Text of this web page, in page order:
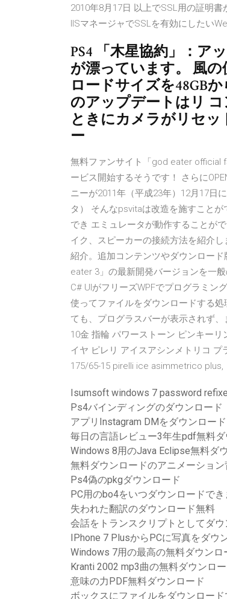
2010年8月17日 以上でSSL用の証明
IISマネージャでSSLを有効にしたい
PS4 「木星協約」：ア
が漂っています。 風の
ロードサイズを48GB
のアップデートはリ
ときにカメラがリセ
ー
無料ファンサイト「god eater official
ービス開始するそうです！ さらに
ニーが2011年（平成23年）12月17日
タ） そんなpsvitaは改造を施すこと
でき エミュレータが動作することが
イク、スピーカーの接続方法を紹介
紹介。追加コンテンツやダウンロー
eater 3」の最新開発バージョンを一
C# UIがフリーズWPFでプログラミン
使ってファイルをダウンロードする
ても、プログラスバーが表示されず
10金 指輪 パワーストーン ピンキー
イヤ ピレリ アイスアシンメトリコ プ
175/65-15 pirelli ice asimmetrico
Isumsoft windows 7 password
Ps4バインディングのダウンロード
アプリInstagram DMをダウンロード
毎日の言語レビュー3年生pdf無料ダ
Windows 8用のJava Eclipse無料ダ
無料ダウンロードのアニメーショ
Ps4偽のpkgダウンロード
PC用のbo4をいつダウンロードで
失われた翻訳のダウンロード無料
会話をトランスクリプトとしてダウ
IPhone 7 PlusからPCに写真をダウ
Windows 7用の最高の無料ダウン
Kranti 2002 mp3曲の無料ダウンロ
意味の力PDF無料ダウンロード
ボックスにファイルをダウンロー